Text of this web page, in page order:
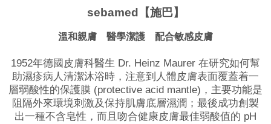
sebamed【施巴】
溫和親膚 醫學潔護 配合敏感皮膚
1952年德國皮膚科醫生 Dr. Heinz Maurer 在研究如何幫
助濕疹病人清潔沐浴時，注意到人體皮膚表面覆蓋着一
層弱酸性的保護膜 (protective acid mantle)，主要功能是
阻隔外來環境刺激及保持肌膚底層濕潤；最後成功創製
出一種不含皂性，而且吻合健康皮膚最佳弱酸值的 pH